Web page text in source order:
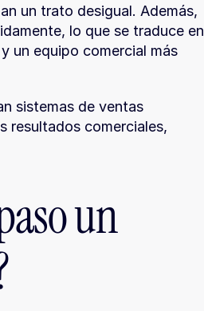
un trato desigual. Además,
lo que se traduce en
un equipo comercial más
sistemas de ventas
resultados comerciales,
un